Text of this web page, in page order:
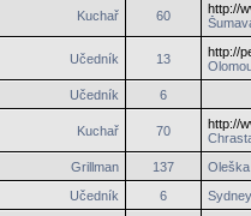
Kuchař 60
http://
Učedník 13
http://
Učedník
6
Kuchař 70
http://
Grillman
137
Učedník
6
Sydney